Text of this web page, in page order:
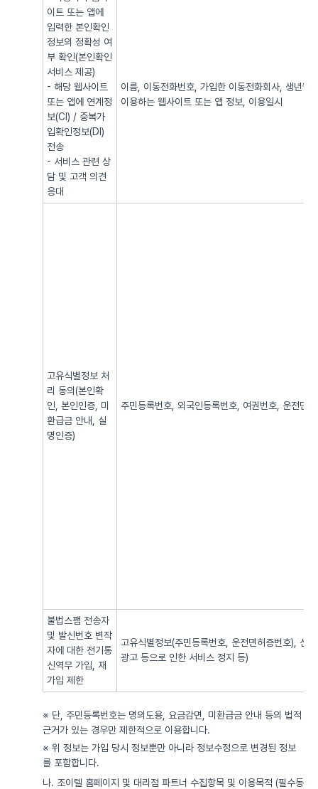
이트 또는 앱에
입력한 본인확인
정보의 정확성 여
부 확인(본인확인
서비스 제공)
- 해당 웹사이트
또는 앱에 연계정
보(CI) / 중복가
입확인정보(DI)
전송
- 서비스 관련 상
담 및 고객 의견
응대
이름, 이동전화번호, 가입한 이동전화회사, 생년
이용하는 웹사이트 또는 앱 정보, 이용일시
고유식별정보 처
리 동의(본인확
인, 본인인증, 미
환급금 안내, 실
명인증)
주민등록번호, 외국인등록번호, 여권번호, 운전면
불법스팸 전송자
및 발신번호 변작
자에 대한 전기통
신역무 가입, 재
가입 제한
고유식별정보(주민등록번호, 운전면허증번호), 신
광고 등으로 인한 서비스 정지 등)
※ 단, 주민등록번호는 명의도용, 요금감면, 미환급금 안내 등의 법적
근거가 있는 경우만 제한적으로 이용합니다.
※ 위 정보는 가입 당시 정보뿐만 아니라 정보수정으로 변경된 정보
를 포함합니다.
나. 조이텔 홈페이지 및 대리점 파트너 수집항목 및 이용목적 (필수동